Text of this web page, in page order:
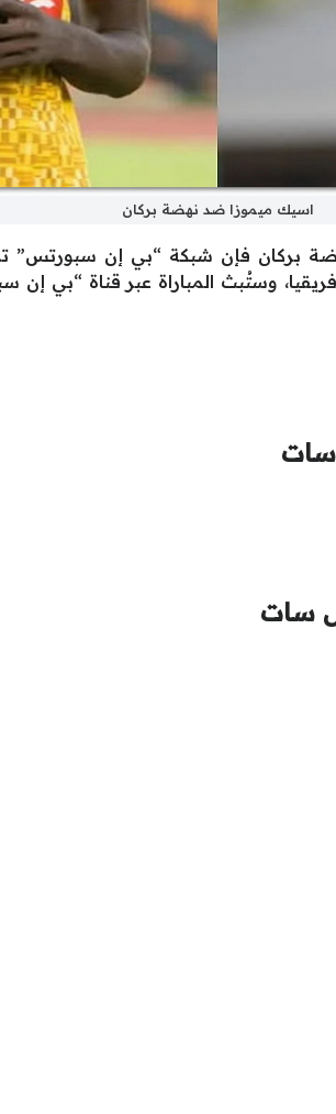
اسيك ميموزا ضد نهضة بركان
بركان فإن شبكة “بي إن